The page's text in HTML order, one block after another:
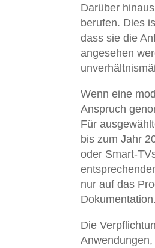
Darüber
berufen. Dies
dass sie die
angesehen
Wenn eine
Anspruch
Für
bis zum Jahr
oder Smart-
nur auf das
Dokumentation.
Die